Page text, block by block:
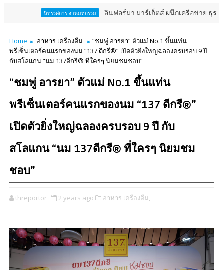
อินฟอร์มา มาร์เก็ตส์ ผนึกเครือข่าย ธุรกิจท่องเที่ยว-บริกา
Home อาหาร เครื่องดื่ม
“ชมพู่ อารยา” ตัวแม่ No.1 ขึ้นแท่น
พรีเซ็นเตอร์คนแรกของนม “137 ดีกรี®” เปิดตัวยิ่งใหญ่ฉลองครบรอบ 9 ปี
กับสโลแกน “นม 137ดีกรี® ที่ใครๆ นิยมชมชอบ”
“ชมพู่ อารยา” ตัวแม่ No.1 ขึ้นแท่น
พรีเซ็นเตอร์คนแรกของนม “137 ดีกรี®”
เปิดตัวยิ่งใหญ่ฉลองครบรอบ 9 ปี กับ
สโลแกน “นม 137ดีกรี® ที่ใครๆ นิยมชม
ชอบ”
threportor 2 years ago อาหาร เครื่องดื่ม,